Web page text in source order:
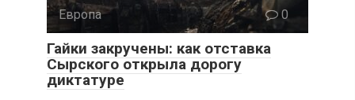
Европа 0
Гайки закручены: как отставка
Сырского открыла дорогу
диктатуре